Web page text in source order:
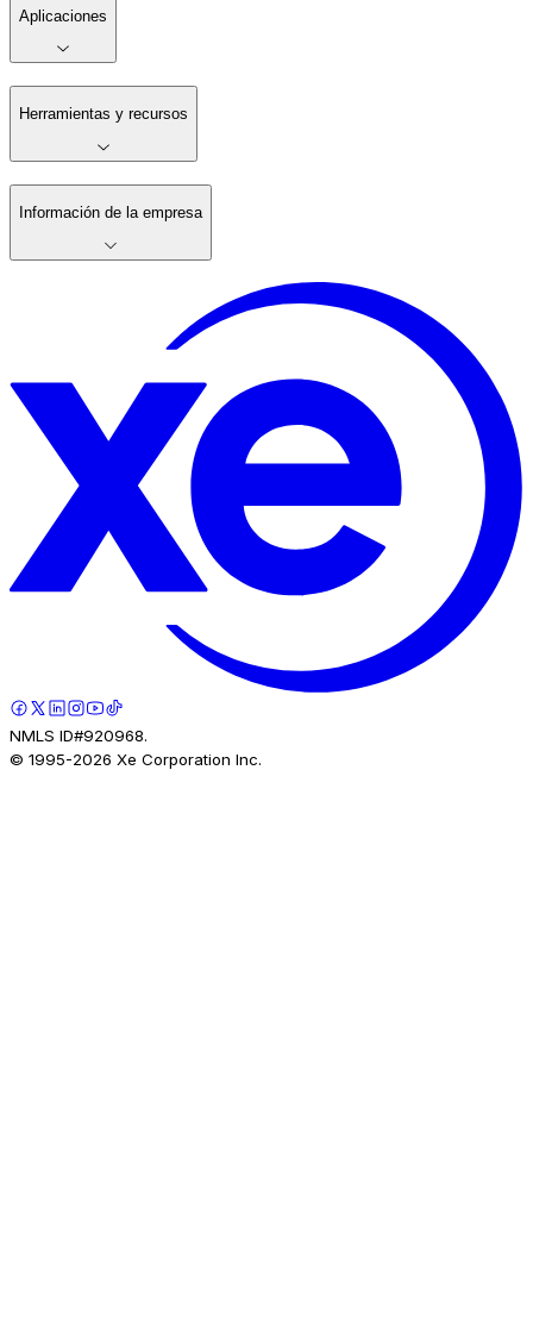
Aplicaciones
Herramientas y recursos
Información de la empresa
NMLS ID#920968.
© 1995-2026 Xe Corporation Inc.